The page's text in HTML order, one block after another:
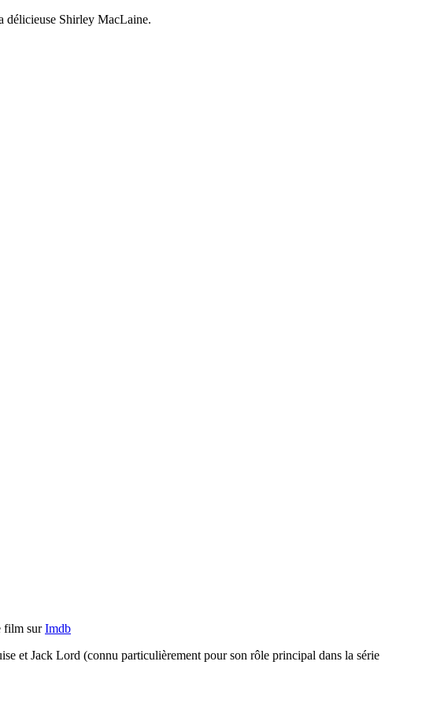
délicieuse Shirley MacLaine.
film surImdb
et Jack Lord (connu particulièrement pour son rôle principal dans la série